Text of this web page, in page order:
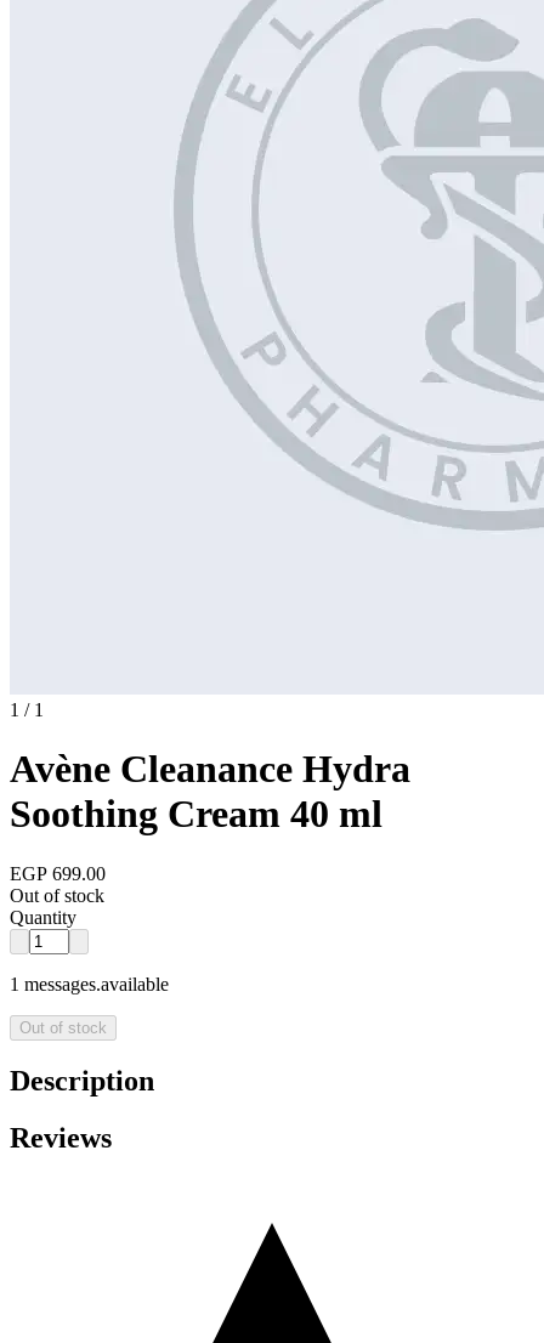
1 / 1
Avène Cleanance Hydra
Soothing Cream 40 ml
EGP 699.00
Out of stock
Quantity
1 messages.available
Out of stock
Description
Reviews